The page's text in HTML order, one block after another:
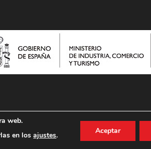
web.
en losajustes. Aceptar